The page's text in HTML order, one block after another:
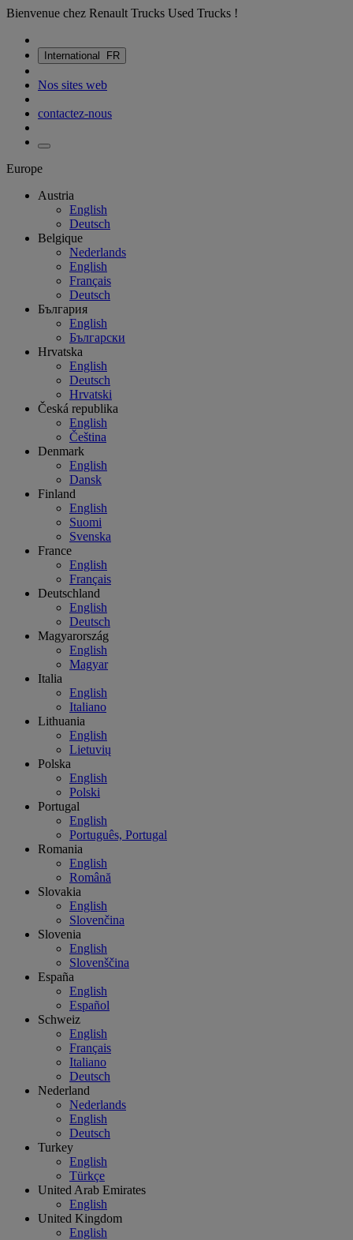
Bienvenue chez Renault Trucks Used Trucks !
International FR
Nos sites web
contactez-nous
Europe
Austria
English
Deutsch
Belgique
Nederlands
English
Français
Deutsch
България
English
Български
Hrvatska
English
Deutsch
Hrvatski
Česká republika
English
Čeština
Denmark
English
Dansk
Finland
English
Suomi
Svenska
France
English
Français
Deutschland
English
Deutsch
Magyarország
English
Magyar
Italia
English
Italiano
Lithuania
English
Lietuvių
Polska
English
Polski
Portugal
English
Português, Portugal
Romania
English
Română
Slovakia
English
Slovenčina
Slovenia
English
Slovenščina
España
English
Español
Schweiz
English
Français
Italiano
Deutsch
Nederland
Nederlands
English
Deutsch
Turkey
English
Türkçe
United Arab Emirates
English
United Kingdom
English